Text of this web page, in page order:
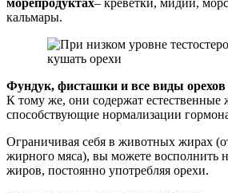
морепродуктах– креветки, мидии,
кальмары.
Фундук, фисташки и все виды орехов
К тому же, они содержат естественные
способствующие нормализации
Ограничивая себя в животных жирах
жирного мяса), вы можете восполнить
жиров, постоянно употребляя орехи.